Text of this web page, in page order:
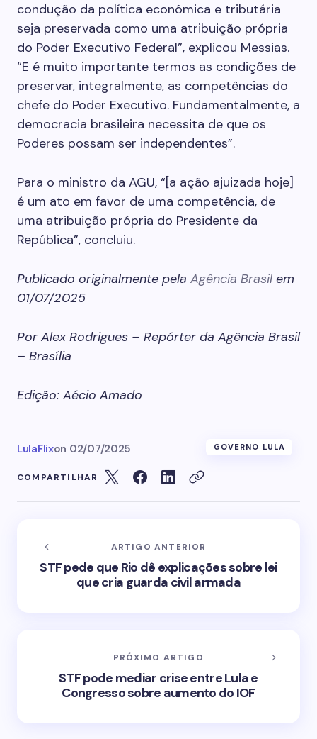
condução da política econômica e tributária
seja preservada como uma atribuição própria
do Poder Executivo Federal”, explicou Messias.
“E é muito importante termos as condições de
preservar, integralmente, as competências do
chefe do Poder Executivo. Fundamentalmente, a
democracia brasileira necessita de que os
Poderes possam ser independentes”.
Para o ministro da AGU, “[a ação ajuizada hoje]
é um ato em favor de uma competência, de
uma atribuição própria do Presidente da
República”, concluiu.
Publicado originalmente pela Agência Brasilem
01/07/2025
Por Alex Rodrigues – Repórter da Agência Brasil
– Brasília
Edição: Aécio Amado
LulaFlixon 02/07/2025 GOVERNO LULA
COMPARTILHAR
ARTIGO ANTERIOR
STF pede que Rio dê explicações sobre lei
que cria guarda civil armada
PRÓXIMO ARTIGO
STF pode mediar crise entre Lula e
Congresso sobre aumento do IOF